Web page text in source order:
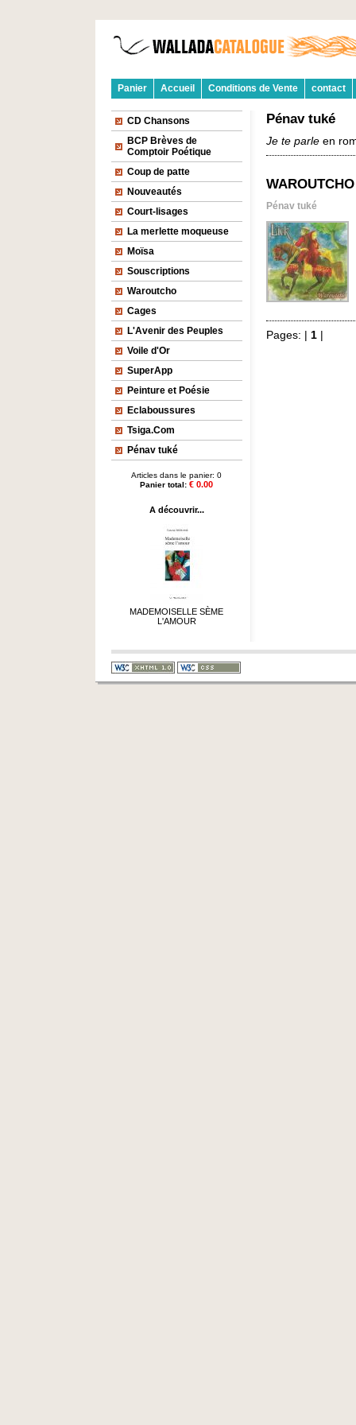
Panier Accueil Conditions de Vente contact
CD Chansons
BCP Brèves de
Comptoir Poétique
Coup de patte
Nouveautés
Court-lisages
La merlette moqueuse
Moïsa
Souscriptions
Waroutcho
Cages
L'Avenir des Peuples
Voile d'Or
SuperApp
Peinture et Poésie
Eclaboussures
Tsiga.Com
Pénav tuké
Articles dans le panier: 0
Panier total: € 0.00
A découvrir...
MADEMOISELLE SÈME
L'AMOUR
Pénav tuké
Je te parleen
WAROUTCHO
Pénav tuké
Pages: | 1|